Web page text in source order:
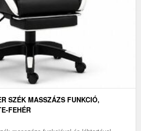
SZÉK MASSZÁZS FUNKCIÓ,
FEHÉR